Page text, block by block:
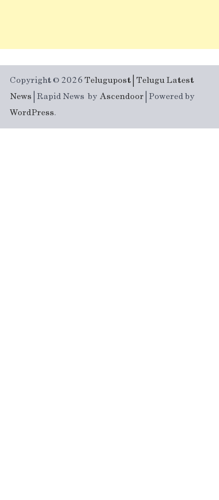
Copyright © 2026 Telugupost | Telugu Latest
News | Rapid News byAscendoor | Powered by
WordPress.